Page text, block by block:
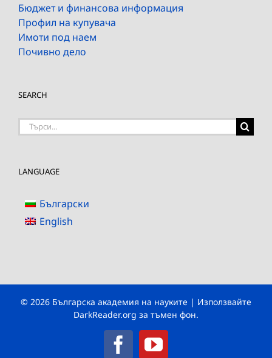
Бюджет и финансова информация
Профил на купувача
Имоти под наем
Почивно дело
SEARCH
Търсене
LANGUAGE
Български
English
© 2026 Българска академия на науките | Използвайте
DarkReader.org за тъмен фон.
FacebookYouTube